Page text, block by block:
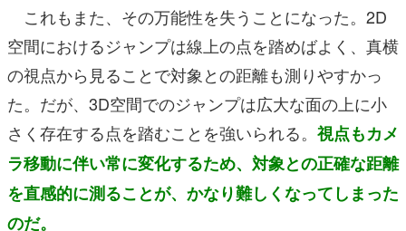
これもまた、その万能性を失うことになった。2D
空間におけるジャンプは線上の点を踏めばよく、真横
の視点から見ることで対象との距離も測りやすかっ
た。だが、3D空間でのジャンプは広大な面の上に小
さく存在する点を踏むことを強いられる。 視点もカメ
ラ移動に伴い常に変化するため、対象との正確な距離
を直感的に測ることが、かなり難しくなってしまった
のだ。